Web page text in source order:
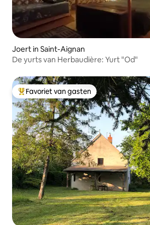
Joert in Saint-Aignan
De yurts van Herbaudière: Yurt "Od"
Topfavoriet van gasten
Favoriet van gasten